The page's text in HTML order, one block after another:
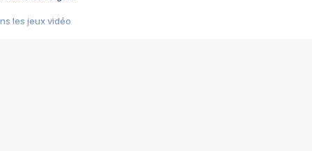
les jeux vidéo